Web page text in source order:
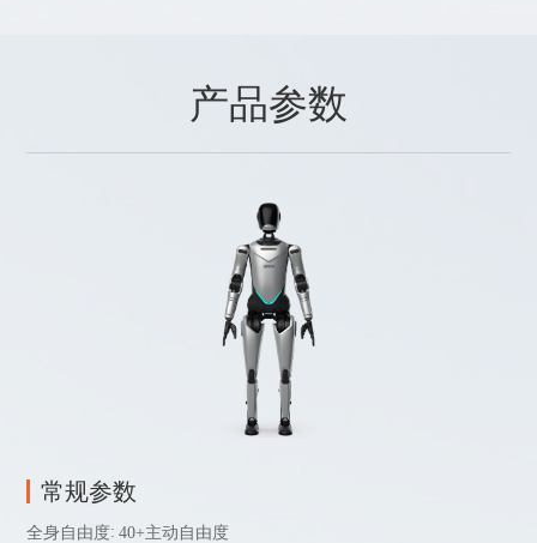
产品参数
常规参数
全身自由度 40+主动自由度